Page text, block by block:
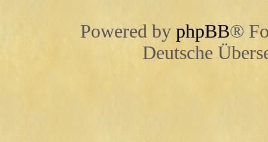
Powered by phpBB®
Deutsche